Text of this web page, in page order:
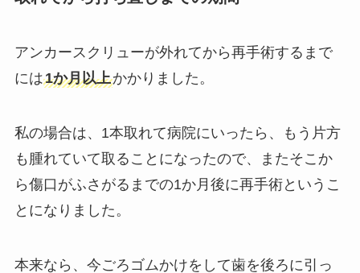
アンカースクリューが外れてから再手術するまで
には1か月以上かかりました。
私の場合は、1本取れて病院にいったら、もう片方
も腫れていて取ることになったので、またそこか
ら傷口がふさがるまでの1か月後に再手術というこ
とになりました。
本来なら、今ごろゴムかけをして歯を後ろに引っ